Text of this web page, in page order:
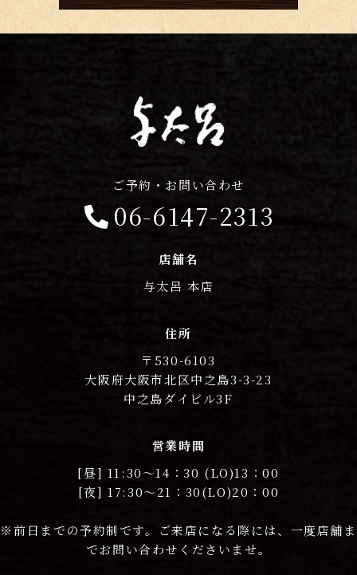
ご予約・お問い合わせ
06-6147-2313
店舗名
与太呂 本店
住所
〒530-6103
大阪府大阪市北区中之島3-3-23
中之島ダイビル3F
営業時間
[昼] 11:30〜14：30 (LO)13：00
[夜] 17:30〜21：30(LO)20：00
※前日までの予約制です。ご来店になる際には、一度店舗ま
でお問い合わせくださいませ。